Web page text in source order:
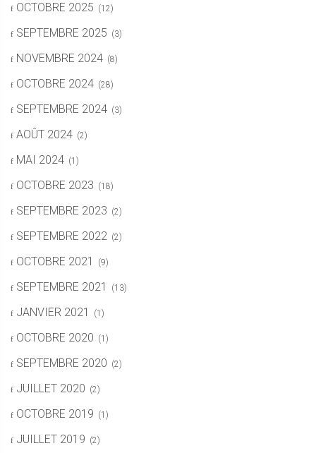
OCTOBRE 2025 (12)
SEPTEMBRE 2025 (3)
NOVEMBRE 2024 (8)
OCTOBRE 2024 (28)
SEPTEMBRE 2024 (3)
AOÛT 2024 (2)
MAI 2024 (1)
OCTOBRE 2023 (18)
SEPTEMBRE 2023 (2)
SEPTEMBRE 2022 (2)
OCTOBRE 2021 (9)
SEPTEMBRE 2021 (13)
JANVIER 2021 (1)
OCTOBRE 2020 (1)
SEPTEMBRE 2020 (2)
JUILLET 2020 (2)
OCTOBRE 2019 (1)
JUILLET 2019 (2)